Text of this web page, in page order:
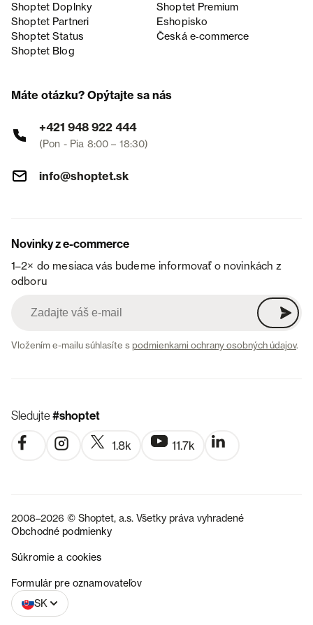
Shoptet Doplnky
Shoptet Premium
Shoptet Partneri
Eshopisko
Shoptet Status
Česká e‑commerce
Shoptet Blog
Máte otázku? Opýtajte sa nás
+421 948 922 444
(Pon - Pia 8:00 – 18:30)
info@shoptet.sk
Novinky z e-commerce
1–2× do mesiaca vás budeme informovať o novinkách z
odboru
Vložením e-mailu súhlasíte spodmienkami ochrany osobných údajov.
Sledujte#shoptet
1.8k 11.7k
2008–2026 © Shoptet, a.s. Všetky práva vyhradené
Obchodné podmienky
Súkromie a cookies
Formulár pre oznamovateľov
SK